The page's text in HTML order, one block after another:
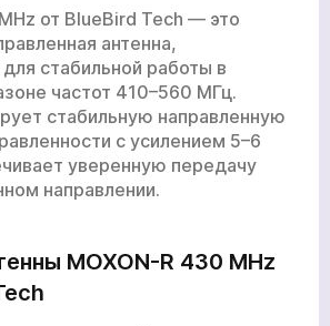
от BlueBird Tech — это
антенна,
стабильной работы в
частот 410–560 МГц.
стабильную направленную
с усилением 5–6
уверенную передачу
направлении.
MOXON-R 430 MHz